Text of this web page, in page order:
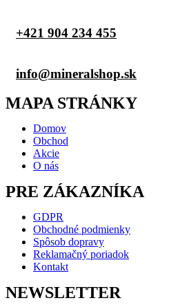
+421 904 234 455
info@mineralshop.sk
MAPA STRÁNKY
Domov
Obchod
Akcie
O nás
PRE ZÁKAZNÍKA
GDPR
Obchodné podmienky
Spôsob dopravy
Reklamačný poriadok
Kontakt
NEWSLETTER